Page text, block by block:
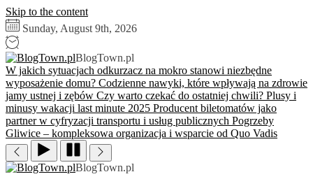
Skip to the content
Sunday, August 9th, 2026
BlogTown.pl
W jakich sytuacjach odkurzacz na mokro stanowi niezbędne
wyposażenie domu? Codzienne nawyki, które wpływają na zdrowie
jamy ustnej i zębów Czy warto czekać do ostatniej chwili? Plusy i
minusy wakacji last minute 2025 Producent biletomatów jako
partner w cyfryzacji transportu i usług publicznych Pogrzeby
Gliwice – kompleksowa organizacja i wsparcie od Quo Vadis
BlogTown.pl